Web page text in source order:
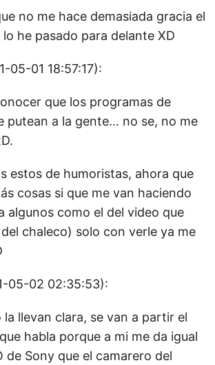
no me hace demasiada gracia el
he pasado para delante XD
05-01 18:57:17):
que los programas de
putean a la gente… no se, no me
estos de humoristas, ahora que
cosas si que me van haciendo
algunos como el del video que
chaleco) solo con verle ya me
05-02 02:35:53):
la llevan clara, se van a partir el
habla porque a mi me da igual
de Sony que el camarero del